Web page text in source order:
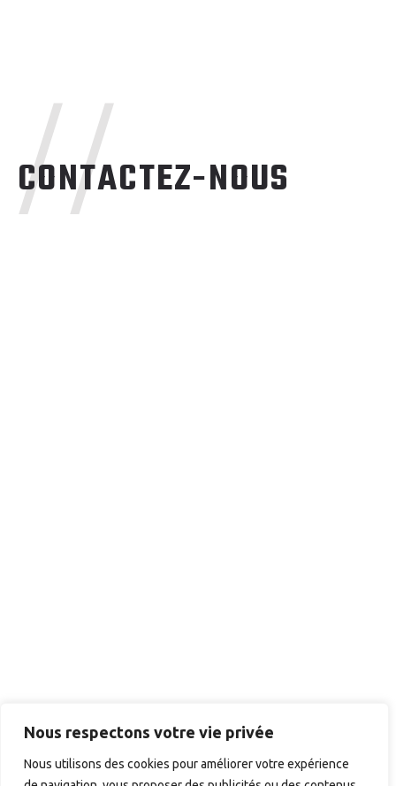
Nous respectons votre vie privée
Nous utilisons des cookies pour améliorer votre expérience
CONTACTEZ-NOUS
//